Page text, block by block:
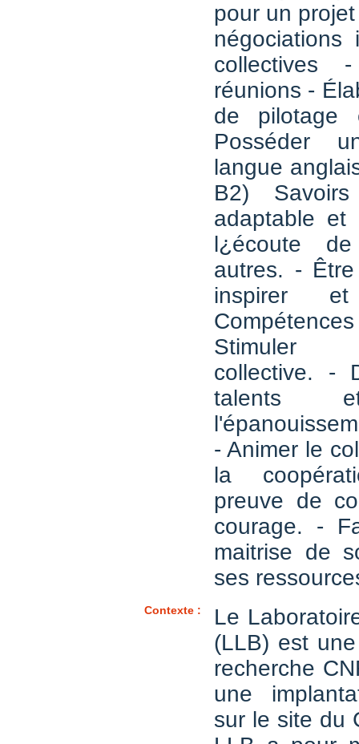
pour un
négociations
collectives
réunions -
de
Posséder
langue
B2)
adaptable
l¿écoute
autres. -
inspirer
Stimuler
collective. -
talents
- Animer le
la
preuve de
courage. -
maitrise de
ses
Contexte :
Le
(LLB) est
recherche
une
sur le site du